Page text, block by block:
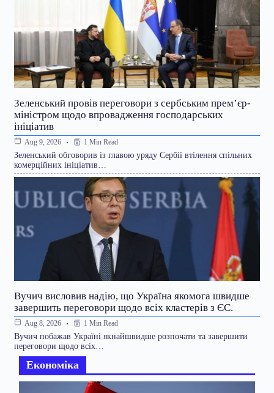
Зеленський провів переговори з сербським прем’єр-
міністром щодо впровадження господарських
ініціатив
Aug 9, 2026 1 Min Read
Зеленський обговорив із главою уряду Сербії втілення спільних
комерційних ініціатив…
Вучич висловив надію, що Україна якомога швидше
завершить переговори щодо всіх кластерів з ЄС.
Aug 8, 2026 1 Min Read
Вучич побажав Україні якнайшвидше розпочати та завершити
переговори щодо всіх…
Економіка